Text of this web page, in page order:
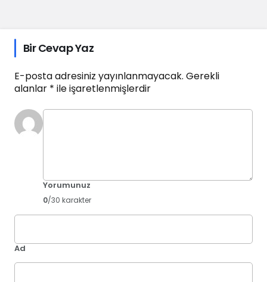
Bir Cevap Yaz
E-posta adresiniz yayınlanmayacak. Gerekli
alanlar * ile işaretlenmişlerdir
Yorumunuz
0/30 karakter
Ad